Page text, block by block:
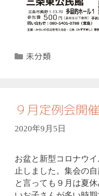
カ
ー
未分類
９月定例会開
2020年9月5日
お盆と新型コロナウ
止しました。集会の
と言っても９月は夏